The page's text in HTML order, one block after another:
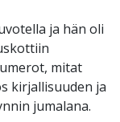
ja hän oli
mitat
kirjallisuuden ja
jumalana.